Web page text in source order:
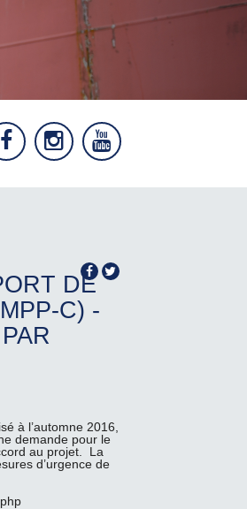
DE
C) -
à l’automne 2016,
demande pour le
au projet. La
d’urgence de